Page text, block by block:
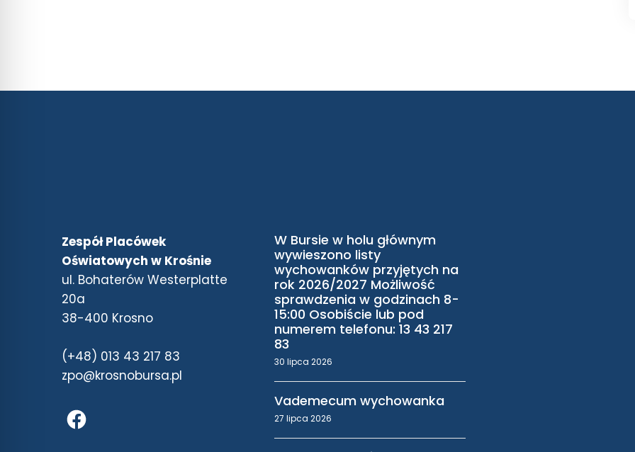
Zespół Placówek
Oświatowych w Krośnie
ul. Bohaterów Westerplatte
20a
38-400 Krosno
(+48) 013 43 217 83
zpo@krosnobursa.pl
W Bursie w holu głównym
wywieszono listy
wychowanków przyjętych na
rok 2026/2027 Możliwość
sprawdzenia w godzinach 8-
15:00 Osobiście lub pod
numerem telefonu: 13 43 217
83
30 lipca 2026
Vademecum wychowanka
27 lipca 2026